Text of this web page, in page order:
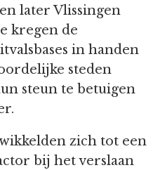
later Vlissingen
kregen de
in handen
steden
steun te betuigen
zich tot een
bij het verslaan